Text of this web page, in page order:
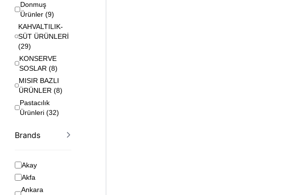
Donmuş
Ürünler(9)
KAHVALTILIK-
SÜT ÜRÜNLERİ
(29)
KONSERVE
SOSLAR(8)
MISIR BAZLI
ÜRÜNLER(8)
Pastacılık
Ürünleri(32)
YAĞLAR
(37)
UN-İRMİK-
NİŞASTA
Brands
Akay
Akfa
Ankara